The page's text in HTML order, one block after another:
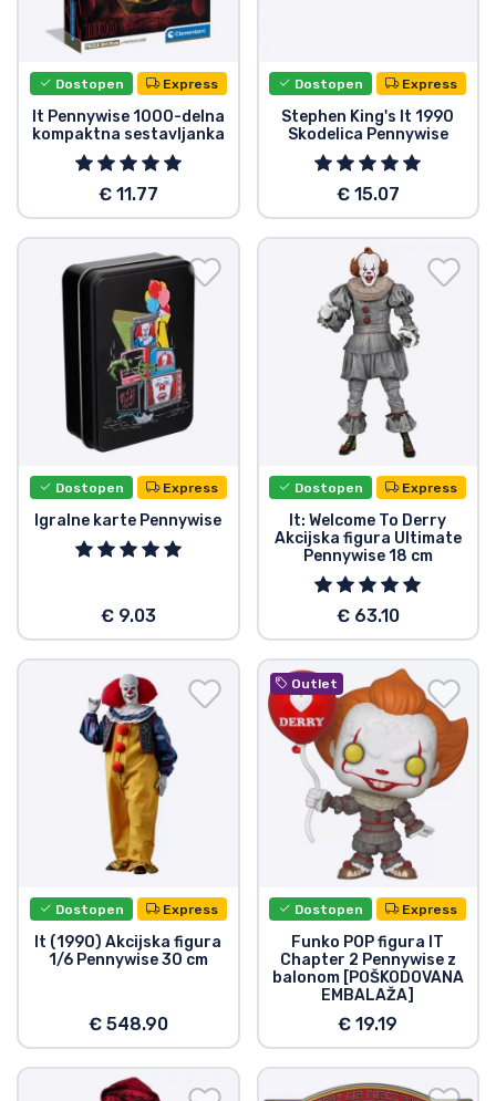
Dostopen Express
It Pennywise 1000-delna
kompaktna sestavljanka
€ 11.77
Dostopen Express
Stephen King's It 1990
Skodelica Pennywise
€ 15.07
Dostopen Express
Igralne karte Pennywise
€ 9.03
Dostopen Express
It: Welcome To Derry
Akcijska figura Ultimate
Pennywise 18 cm
€ 63.10
Dostopen Express
It (1990) Akcijska figura
1/6 Pennywise 30 cm
€ 548.90
Outlet
Dostopen Express
Funko POP figura IT
Chapter 2 Pennywise z
balonom [POŠKODOVANA
EMBALAŽA]
€ 19.19